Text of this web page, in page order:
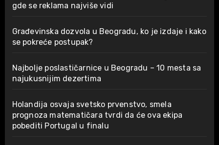
gde se reklama najviše vidi
Građevinska dozvola u Beogradu, ko je izdaje i kako
se pokreće postupak?
Najbolje poslastičarnice u Beogradu – 10 mesta sa
najukusnijim dezertima
Holandija osvaja svetsko prvenstvo, smela
prognoza matematičara tvrdi da će ova ekipa
pobediti Portugal u finalu